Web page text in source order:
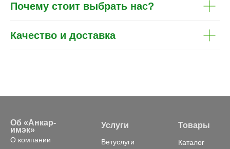
Почему стоит выбрать нас?
Качество и доставка
Об «Анкар-
имэк»
О компании
Услуги
Ветуслуги
Товары
Каталог